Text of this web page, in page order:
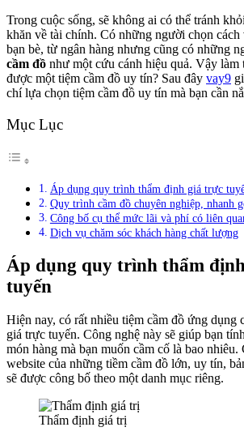
Trong cuộc sống, sẽ không ai có thể tránh
khăn về tài chính. Có những người chọn
bạn bè, từ ngân hàng nhưng cũng có những
cầm đồ như một cứu cánh hiệu quả. Vậy làm
được một tiệm cầm đồ uy tín? Sau đây vay9
chí lựa chọn tiệm cầm đồ uy tín mà bạn cần
Mục Lục
Áp dụng quy trình thẩm định giá trực
Quy trình cầm đồ chuyên nghiệp, nhanh
Công bố cụ thể mức lãi và phí có liên
Dịch vụ chăm sóc khách hàng chất lượng
Áp dụng quy trình thẩm
tuyến
Hiện nay, có rất nhiều tiệm cầm đồ ứng dụng
giá trực tuyến. Công nghệ này sẽ giúp bạn
món hàng mà bạn muốn cầm cố là bao nhiêu.
website của những tiềm cầm đồ lớn, uy tín,
sẽ được công bố theo một danh mục riêng.
Thẩm định giá trị